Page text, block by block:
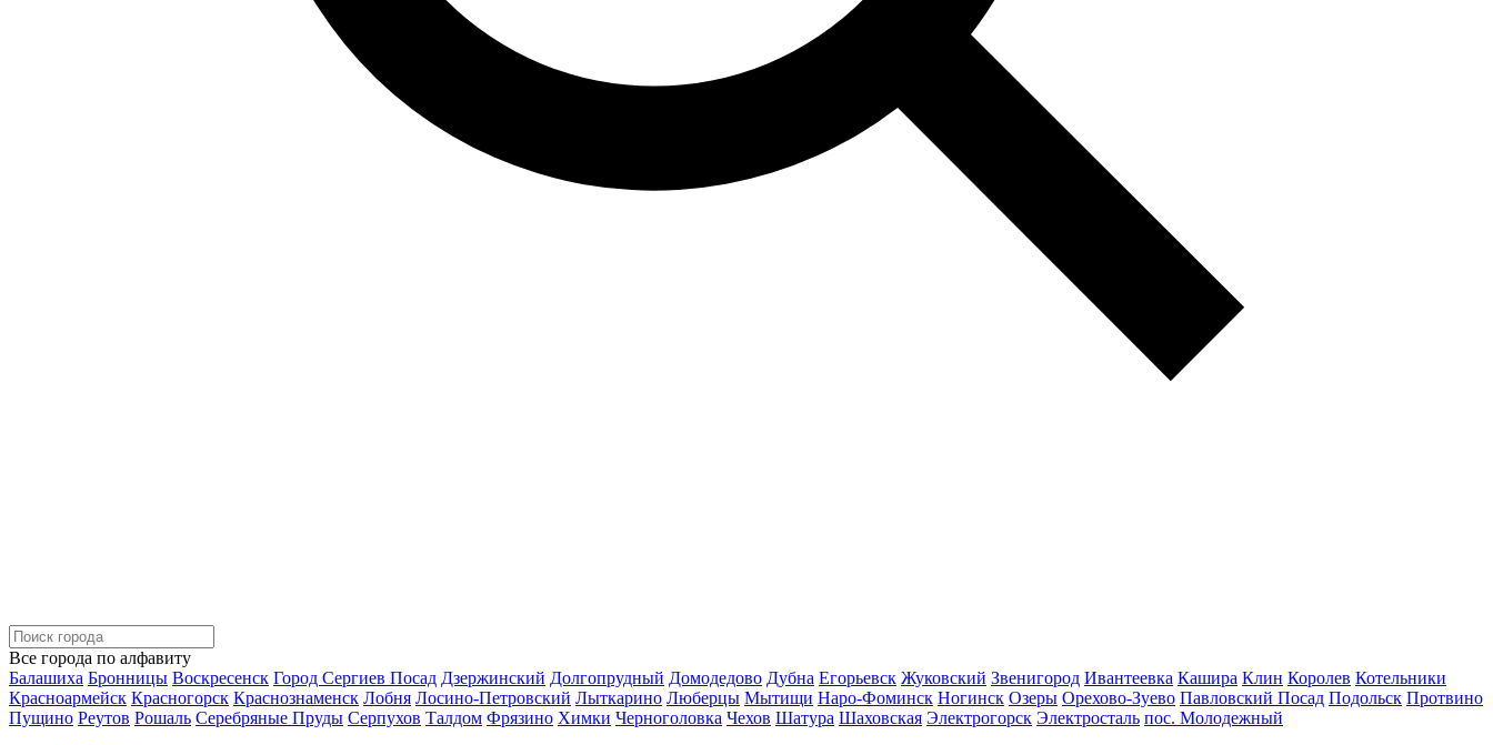
Все города по алфавиту
Балашиха Бронницы Воскресенск Город Сергиев Посад Дзержинский Долгопрудный Домодедово Дубна Егорьевск Жуковский Звенигород Ивантеевка Кашира Клин Королев Котельники
Красноармейск Красногорск Краснознаменск Лобня Лосино-Петровский Лыткарино Люберцы Мытищи Наро-Фоминск Ногинск Озеры Орехово-Зуево Павловский Посад Подольск Протвино
Пущино Реутов Рошаль Серебряные Пруды Серпухов Талдом Фрязино Химки Черноголовка Чехов Шатура Шаховская Электрогорск Электросталь пос. Молодежный